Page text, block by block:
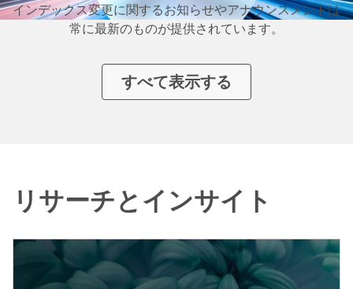
インデックス変更に関するお知らせやアナウンスメントは
常に最新のものが提供されています。
すべて表示する
リサーチとインサイト